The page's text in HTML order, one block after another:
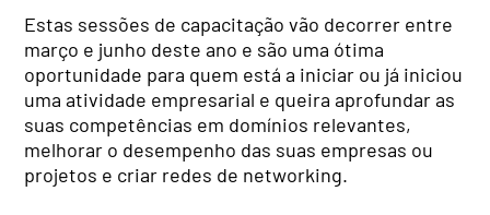
Estas sessões de capacitação vão decorrer entre
março e junho deste ano e são uma ótima
oportunidade para quem está a iniciar ou já iniciou
uma atividade empresarial e queira aprofundar as
suas competências em domínios relevantes,
melhorar o desempenho das suas empresas ou
projetos e criar redes de networking.